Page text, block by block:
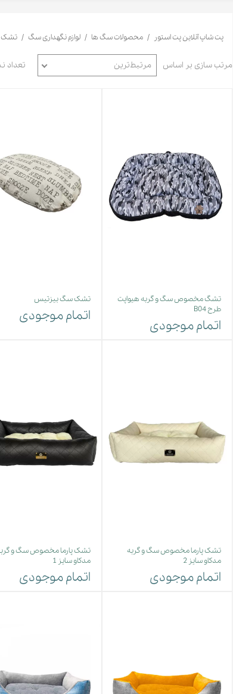
لباس و حوله گربه
پت شاپ آنلاین پت استور محصولات سگ ها لوازم نگهداری سگ تشک
مرتب سازی بر اساس مرتبط‌ترین تعداد
تشگ مخصوص سگ و گربه هیواپت
طرح B04
اتمام موجودی
تشک سگ بیزتیس
اتمام موجودی
تشک پارما مخصوص سگ و گربه
مدکاو سایز 2
اتمام موجودی
تشک پارما مخصوص سگ و
مدکاو سایز 1
اتمام موجودی